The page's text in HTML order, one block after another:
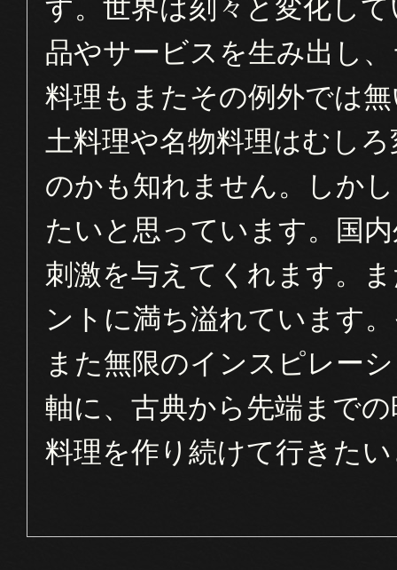
す。世界は刻々と変化し
品やサービスを生み出し
料理もまたその例外では
土料理や名物料理はむし
のかも知れません。しか
たいと思っています。国
刺激を与えてくれます。
ントに満ち溢れています
また無限のインスピレー
軸に、古典から先端まで
料理を作り続けて行きた